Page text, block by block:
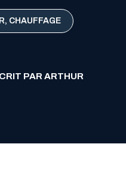
, CHAUFFAGE
PAR ARTHUR